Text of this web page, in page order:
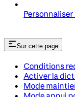
Sur cette page
Conditions
Activer la
Mode